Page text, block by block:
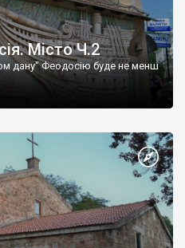
Місто Ч.2
дану" Феодосію буде не менш